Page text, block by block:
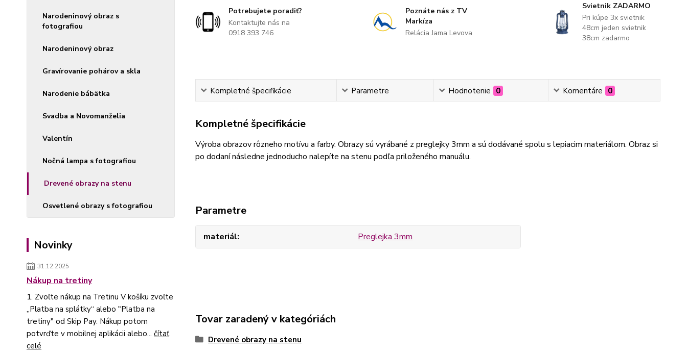
Narodeninový obraz s
fotografiou
Narodeninový obraz
Gravírovanie pohárov a skla
Narodenie bábätka
Svadba a Novomanželia
Valentín
Nočná lampa s fotografiou
Drevené obrazy na stenu
Osvetlené obrazy s fotografiou
Novinky
31.12.2025
Nákup na tretiny
1. Zvoľte nákup na Tretinu V košíku zvoľte
„Platba na splátky“ alebo "Platba na
tretiny" od Skip Pay. Nákup potom
potvrďte v mobilnej aplikácii alebo... čítať
celé
Potrebujete poradiť?
Kontaktujte nás na
0918 393 746
Poznáte nás z TV
Markíza
Relácia Jama Levova
Svietnik ZADARMO
Pri kúpe 3x svietnik
48cm jeden svietnik
38cm zadarmo
Kompletné špecifikácie Parametre Hodnotenie 0 Komentáre 0
Kompletné špecifikácie
Výroba obrazov rôzneho motívu a farby. Obrazy sú vyrábané z preglejky 3mm a sú dodávané spolu s lepiacim materiálom. Obraz si
po dodaní následne jednoducho nalepíte na stenu podľa priloženého manuálu.
Parametre
materiál Preglejka 3mm
Tovar zaradený v kategóriách
Drevené obrazy na stenu